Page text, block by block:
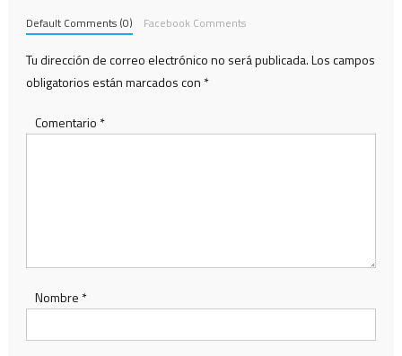
Default Comments (0) Facebook Comments
Tu dirección de correo electrónico no será publicada.Los campos
obligatorios están marcados con *
Comentario *
Nombre *